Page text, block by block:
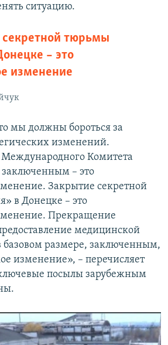
ситуацию.
тюрьмы
– это
изменение
мы должны бороться за
изменений.
Комитета
заключенным – это
Закрытие секретной
в Донецке – это
Прекращение
медицинской
размере, заключенным,
изменение», – перечисляет
посылы зарубежным